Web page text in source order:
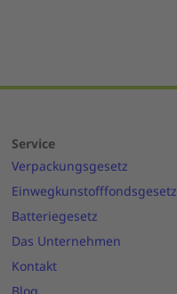
Service
Verpackungsgesetz
Einwegkunstofffondsgesetz
Batteriegesetz
Das Unternehmen
Kontakt